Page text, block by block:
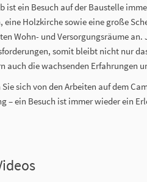
ist ein Besuch auf der Baustelle
eine Holzkirche sowie eine große
Wohn- und Versorgungsräume
somit bleibt nicht nur
auch die wachsenden Erfahrungen
Sie sich von den Arbeiten auf dem
– ein Besuch ist immer wieder ein